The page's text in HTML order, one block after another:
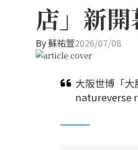
店」新
By蘇祐萱2026/07/08
大阪世博「
natureverse